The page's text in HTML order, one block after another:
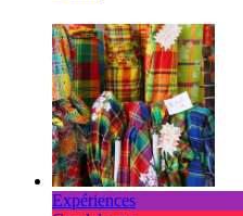
Expériences